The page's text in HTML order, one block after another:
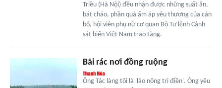
Triều (Hà Nội) đều nhận được những suất ăn,
bát cháo, phần quà ấm áp yêu thương của cán
bộ, hội viên phụ nữ cơ quan Bộ Tư lệnh Cảnh
sát biển Việt Nam trao tặng.
Bãi rác nơi đồng ruộng
Ông Tác làng tôi là 'lão nông tri điền'. Ông yêu